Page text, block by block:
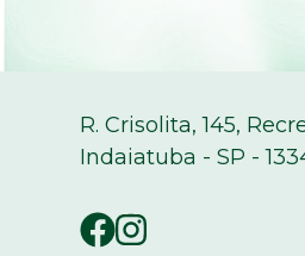
R. Crisolita, 145,
Indaiatuba - SP -